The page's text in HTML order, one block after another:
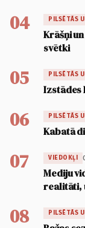
04 PILSĒTĀS
Krāšņi
svētki
05 PILSĒTĀS
Izstādes
06 PILSĒTĀS
Kabatā
07 VIEDOKĻI
Mediju
realitāti,
08 PILSĒTĀS